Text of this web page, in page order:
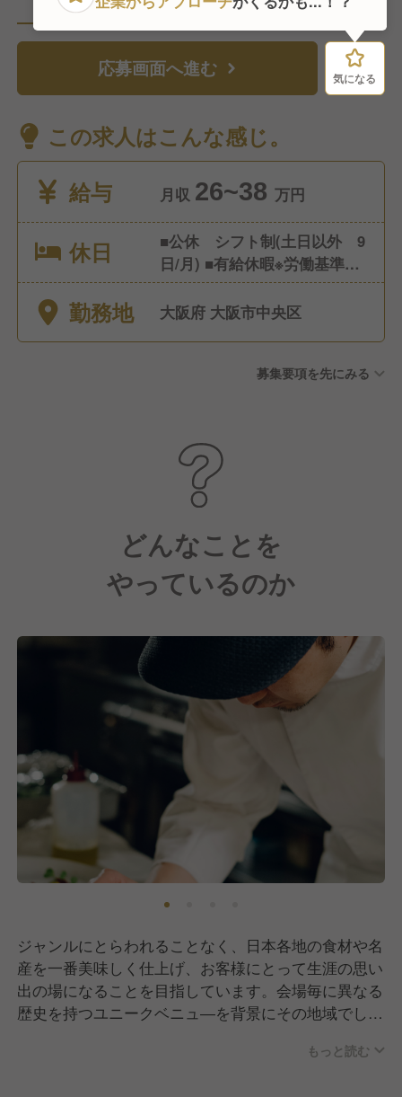
応募画面へ進む 気になる
この求人はこんな感じ。
給与
月収 26~38 万円
休日
■公休 シフト制(土日以外 9
日/月) ■有給休暇※労働基準法
に準ずる ■慶弔休暇
勤務地 大阪府 大阪市中央区
募集要項を先にみる
どんなことを
やっているのか
ジャンルにとらわれることなく、日本各地の食材や名
産を一番美味しく仕上げ、お客様にとって生涯の思い
出の場になることを目指しています。会場毎に異なる
歴史を持つユニークベニュ―を背景にその地域でしか
もっと読む
気になる